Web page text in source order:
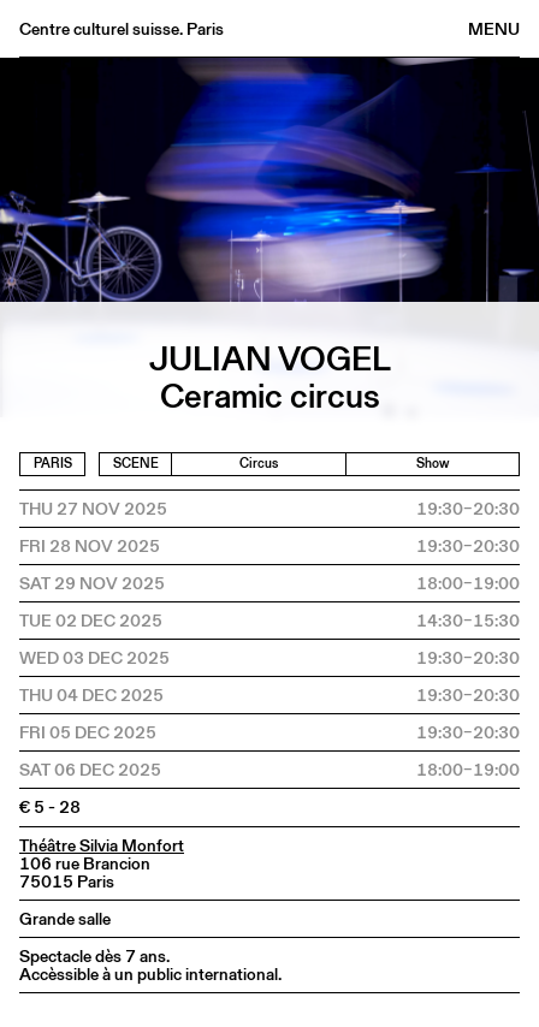
MENU
Centre culturel suisse. Paris
Archives
Medias
Publications
About
JULIAN VOGEL
Ceramic circus
PARIS SCENE Circus Show
THU 27 NOV 2025
19:30–20:30
FRI 28 NOV 2025
19:30–20:30
SAT 29 NOV 2025
18:00–19:00
TUE 02 DEC 2025
14:30–15:30
WED 03 DEC 2025
19:30–20:30
THU 04 DEC 2025
19:30–20:30
FRI 05 DEC 2025
19:30–20:30
SAT 06 DEC 2025
18:00–19:00
€ 5 - 28
Théâtre Silvia Monfort
106 rue Brancion
75015 Paris
Grande salle
​​​​​​Spectacle dès 7 ans.
Accèssible à un public international.